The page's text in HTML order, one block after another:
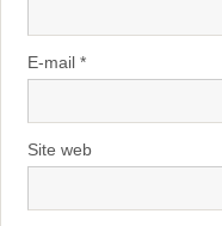
E-mail *
Site web